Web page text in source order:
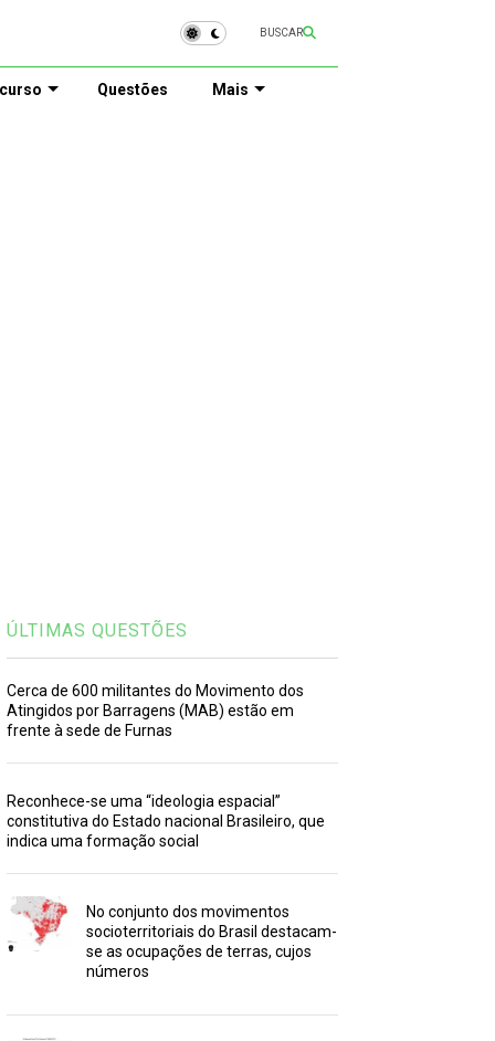
BUSCAR
Questões Mais
ÚLTIMAS QUESTÕES
Cerca de 600 militantes do Movimento dos
Atingidos por Barragens (MAB) estão em
frente à sede de Furnas
Reconhece-se uma “ideologia espacial”
constitutiva do Estado nacional Brasileiro, que
indica uma formação social
No conjunto dos movimentos
socioterritoriais do Brasil destacam-
se as ocupações de terras, cujos
números